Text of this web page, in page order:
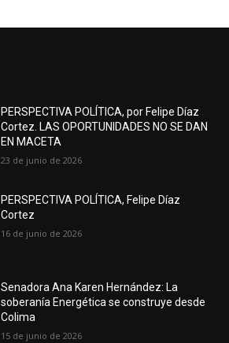
PERSPECTIVA POLÍTICA, por Felipe Díaz
Cortez. LAS OPORTUNIDADES NO SE DAN
EN MACETA
23 de junio de 2026
PERSPECTIVA POLÍTICA, Felipe Díaz
Cortez
16 de junio de 2026
Senadora Ana Karen Hernández: La
soberanía Energética se construye desde
Colima
15 de junio de 2026